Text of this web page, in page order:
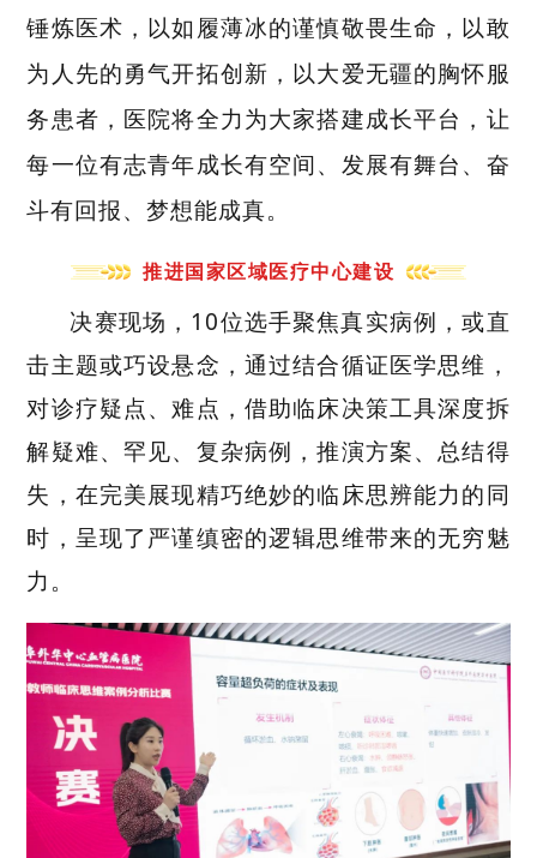
锤炼医术，以如履薄冰的谨慎敬畏生命，以敢
为人先的勇气开拓创新，以大爱无疆的胸怀服
务患者，医院将全力为大家搭建成长平台，让
每一位有志青年成长有空间、发展有舞台、奋
斗有回报、梦想能成真。
推进国家区域医疗中心建设
决赛现场， 10位选手聚焦真实病例，或直
击主题或巧设悬念， 通过结合循证医学思维，
对诊疗疑点、难点，借助临床决策工具深度拆
解疑难、罕见、复杂病例，推演方案、总结得
失， 在完美展现精巧绝妙的临床思辨能力的同
时，呈现了严谨缜密的逻辑思维带来的无穷魅
力。